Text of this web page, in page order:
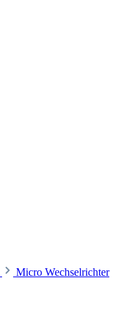
Micro Wechselrichter